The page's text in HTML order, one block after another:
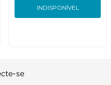
INDISPONÍVEL
se